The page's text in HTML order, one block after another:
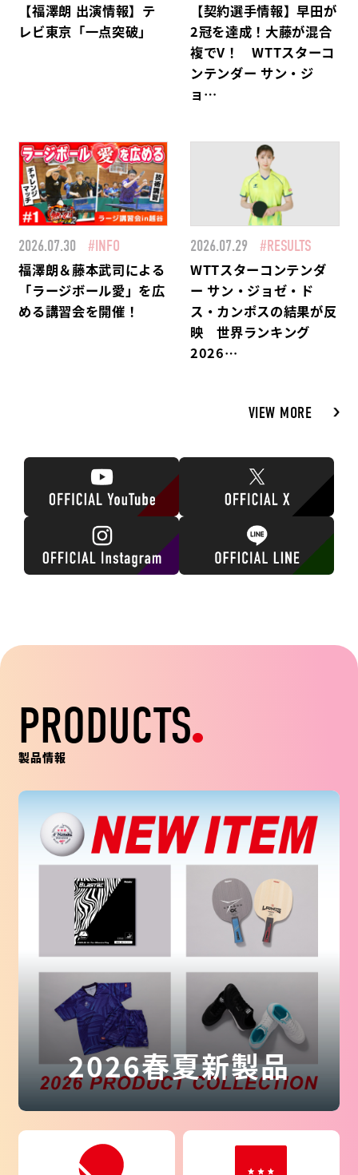
【福澤朗 出演情報】テ
レビ東京「一点突破」
【契約選手情報】早田が
2冠を達成！大藤が混合
複でV！ WTTスターコ
ンテンダー サン・ジ
ョ…
2026.07.30 #INFO
福澤朗＆藤本武司による
「ラージボール愛」を広
める講習会を開催！
2026.07.29 #RESULTS
WTTスターコンテンダ
ー サン・ジョゼ・ド
ス・カンポスの結果が反
映 世界ランキング
2026…
VIEW MORE
PRODUCTS
製品情報
2026春夏新製品